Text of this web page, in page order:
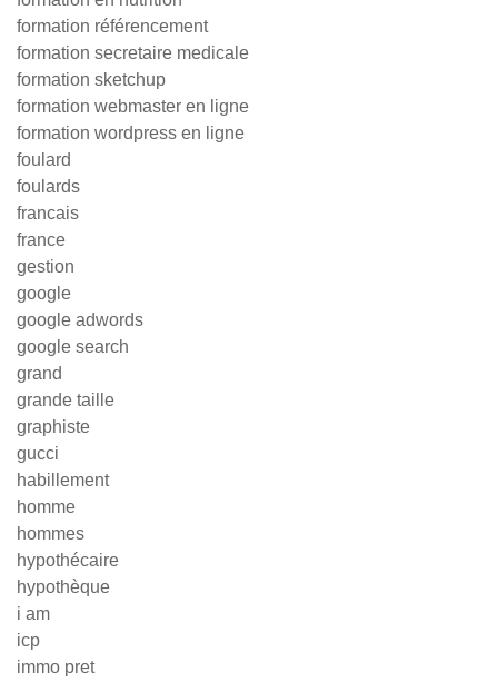
formation référencement
formation secretaire medicale
formation sketchup
formation webmaster en ligne
formation wordpress en ligne
foulard
foulards
francais
france
gestion
google
google adwords
google search
grand
grande taille
graphiste
gucci
habillement
homme
hommes
hypothécaire
hypothèque
i am
icp
immo pret